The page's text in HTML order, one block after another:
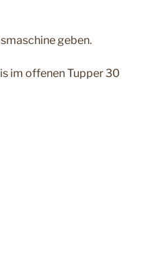
geben.
im offenen Tupper 30